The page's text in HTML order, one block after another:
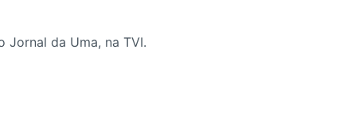
Jornal da Uma, na TVI.